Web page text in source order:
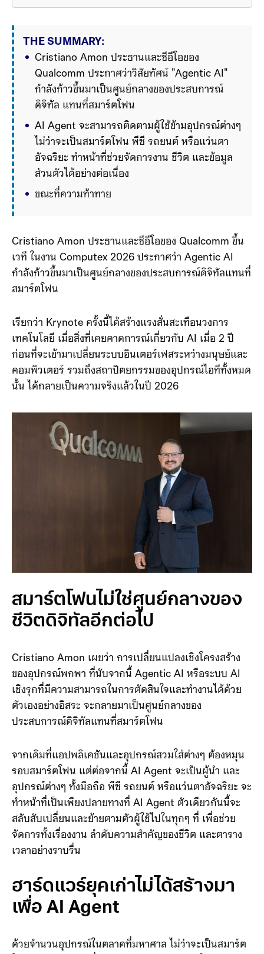
THE SUMMARY:
Cristiano Amon ประธานและซีอีโอของ
Qualcomm ประกาศว่าวิสัยทัศน์ "Agentic AI"
กำลังก้าวขึ้นมาเป็นศูนย์กลางของประสบการณ์
ดิจิทัล แทนที่สมาร์ตโฟน
AI Agent จะสามารถติดตามผู้ใช้ข้ามอุปกรณ์ต่างๆ
ไม่ว่าจะเป็นสมาร์ตโฟน พีซี รถยนต์ หรือแว่นตา
อัจฉริยะ ทำหน้าที่ช่วยจัดการงาน ชีวิต และข้อมูล
ส่วนตัวได้อย่างต่อเนื่อง
ขณะที่ความท้าทายสำคัญคือการออกแบบฮาร์ดแวร์
Cristiano Amon ประธานและซีอีโอของ Qualcomm ขึ้น
กำลังก้าวขึ้นมาเป็นศูนย์กลางของประสบการณ์ดิจิทัลแทนที่
สมาร์ตโฟน
เรียกว่า Krynote ครั้งนี้ได้สร้างแรงสั่นสะเทือนวงการ
เทคโนโลยี เมื่อสิ่งที่เคยคาดการณ์เกี่ยวกับ AI เมื่อ 2 ปี
คอมพิวเตอร์ รวมถึงสถาปัตยกรรมของอุปกรณ์ไอทีทั้งหมด
นั้น ได้กลายเป็นความจริงแล้วในปี 2026
สมาร์ตโฟนไม่ใช่ศูนย์กลางของ
ชีวิตดิจิทัลอีกต่อไป
Cristiano Amon เผยว่า การเปลี่ยนแปลงเชิงโครงสร้าง
ของอุปกรณ์พกพา ที่นับจากนี้ Agentic AI หรือระบบ AI
ตัวเองอย่างอิสระ จะกลายมาเป็นศูนย์กลางของ
ประสบการณ์ดิจิทัลแทนที่สมาร์ตโฟน
จากเดิมที่แอปพลิเคชันและอุปกรณ์สวมใส่ต่างๆ ต้องหมุน
รอบสมาร์ตโฟน แต่ต่อจากนี้ AI Agent จะเป็นผู้นำ และ
อุปกรณ์ต่างๆ ทั้งมือถือ พีซี รถยนต์ หรือแว่นตาอัจฉริยะ จะ
ทำหน้าที่เป็นเพียงปลายทางที่ AI Agent ตัวเดียวกันนี้จะ
จัดการทั้งเรื่องงาน ลำดับความสำคัญของชีวิต และตาราง
เวลาอย่างราบรื่น
ฮาร์ดแวร์ยุคเก่าไม่ได้สร้างมา